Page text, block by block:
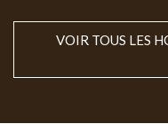
VOIR TOUS LES